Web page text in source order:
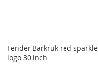
Fender Barkruk red sparkle
logo 30 inch